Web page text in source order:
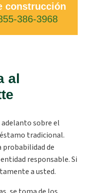
construcción
386-3968
al
adelanto sobre el
tradicional.
probabilidad de
responsable. Si
a usted.